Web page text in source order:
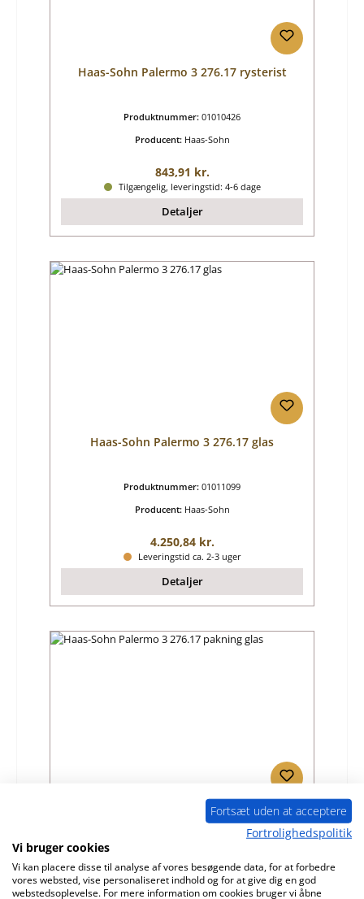
Haas-Sohn Palermo 3 276.17 rysterist
Produktnummer: 01010426
Producent: Haas-Sohn
Almindelig pris:
843,91 kr.
Tilgængelig, leveringstid: 4-6 dage
Detaljer
Haas-Sohn Palermo 3 276.17 glas
Produktnummer: 01011099
Producent: Haas-Sohn
Almindelig pris:
4.250,84 kr.
Leveringstid ca. 2-3 uger
Detaljer
Haas-Sohn Palermo 3 276.17 pakning glas
Producent:Haas-Sohn
Fortsæt uden at acceptere
Fortrolighedspolitik
Vi bruger cookies
Vi kan placere disse til analyse af vores besøgende data, for at forbedre
vores websted, vise personaliseret indhold og for at give dig en god
webstedsoplevelse. For mere information om cookies bruger vi åbne